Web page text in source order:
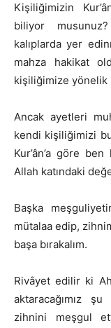
Kişiliğimizin
biliyor
kalıplarda yer
mahza hakikat
kişiliğimize yönelik
Ancak ayetleri
kendi kişiliğimizi
Kur’ân’a göre
Allah katındaki
Başka
mütalaa edip,
başa bırakalım.
Rivâyet edilir ki
aktaracağımız
zihnini meşgul